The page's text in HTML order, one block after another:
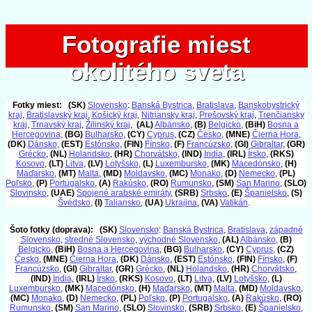
Fotografie miest
okolitého sveta
Fotografie miest
okolitého sveta
Fotky miest: (SK) Slovensko: Banská Bystrica, Bratislava, Banskobystrický
kraj, Bratislavský kraj, Košický kraj, Nitriansky kraj, Prešovský kraj, Trenčiansky
kraj, Trnavský kraj, Žilinský kraj, (AL)Albánsko, (B) Belgicko, (BiH) Bosna a
Hercegovina, (BG) Bulharsko, (CY) Cyprus, (CZ) Česko, (MNE) Čierna Hora,
(DK) Dánsko, (EST) Estónsko, (FIN) Fínsko, (F) Francúzsko, (GI) Gibraltar, (GR)
Grécko, (NL) Holandsko, (HR) Chorvátsko, (IND) India, (IRL) Írsko, (RKS)
Kosovo, (LT) Litva, (LV) Lotyšsko, (L) Luxembursko, (MK) Macedónsko, (H)
Maďarsko, (MT) Malta, (MD) Moldavsko, (MC) Monako, (D) Nemecko, (PL)
Poľsko, (P) Portugalsko, (A) Rakúsko, (RO) Rumunsko, (SM) San Marino, (SLO)
Slovinsko, (UAE) Spojené arabské emiráty, (SRB) Srbsko, (E) Španielsko, (S)
Švédsko, (I) Taliansko, (UA) Ukrajina, (VA) Vatikán.
Šoto fotky (doprava): (SK) Slovensko: Banská Bystrica, Bratislava, západné
Slovensko, stredné Slovensko, východné Slovensko, (AL)Albánsko, (B)
Belgicko, (BiH) Bosna a Hercegovina, (BG) Bulharsko, (CY) Cyprus, (CZ)
Česko, (MNE) Čierna Hora, (DK) Dánsko, (EST) Estónsko, (FIN) Fínsko, (F)
Francúzsko, (GI) Gibraltar, (GR) Grécko, (NL) Holandsko, (HR) Chorvátsko,
(IND) India, (IRL) Írsko, (RKS) Kosovo, (LT) Litva, (LV) Lotyšsko, (L)
Luxembursko, (MK) Macedónsko, (H) Maďarsko, (MT) Malta, (MD) Moldavsko,
(MC) Monako, (D) Nemecko, (PL) Poľsko, (P) Portugalsko, (A) Rakúsko, (RO)
Rumunsko, (SM) San Marino, (SLO) Slovinsko, (SRB) Srbsko, (E) Španielsko,